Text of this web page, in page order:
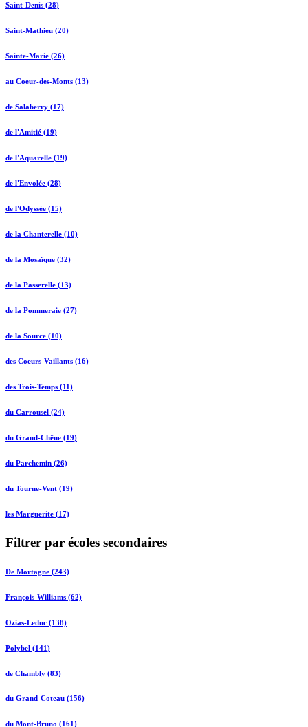
Saint-Denis (28)
Saint-Mathieu (20)
Sainte-Marie (26)
au Coeur-des-Monts (13)
de Salaberry (17)
de l'Amitié (19)
de l'Aquarelle (19)
de l'Envolée (28)
de l'Odyssée (15)
de la Chanterelle (10)
de la Mosaïque (32)
de la Passerelle (13)
de la Pommeraie (27)
de la Source (10)
des Coeurs-Vaillants (16)
des Trois-Temps (11)
du Carrousel (24)
du Grand-Chêne (19)
du Parchemin (26)
du Tourne-Vent (19)
les Marguerite (17)
Filtrer par écoles secondaires
De Mortagne (243)
François-Williams (62)
Ozias-Leduc (138)
Polybel (141)
de Chambly (83)
du Grand-Coteau (156)
du Mont-Bruno (161)